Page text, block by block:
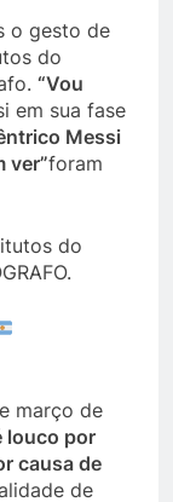
o gesto de
do
“Vou
em sua fase
Messi
ver”foram
do
março de
louco por
causa de
de